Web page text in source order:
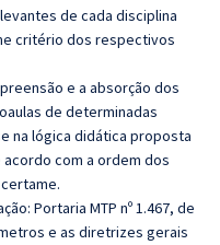
de cada disciplina
critério dos respectivos
e a absorção dos
de determinadas
na lógica didática proposta
com a ordem dos
Portaria MTP nº 1.467, de
e as diretrizes gerais